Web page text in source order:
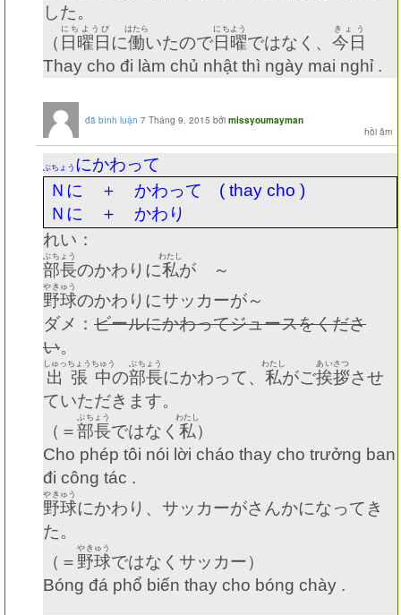
した。
（ 日曜日
にちようび
に働
はたら
いたので日曜
にちよう
ではなく、 今日
きょう
Thay cho đi làm chủ nhật thì ngày mai nghỉ .
đã bình luận 7 Tháng 9, 2015 bởi missyoumayman
ぶちょう にかわって
Ｎに ＋ かわって ( thay cho )
Ｎに ＋ かわり
れい：
部長
ぶちょう
のかわりに私
わたし
が ～
野球
やきゅう
のかわりにサッカーが～
ダメ： ビールにかわってジュースをくださ
い。
出張中
しゅっちょうちゅう
の部長
ぶちょう
にかわって、 私
わたし
がご挨拶
あいさつ
させ
ていただきます。
（＝部長
ぶちょう
ではなく 私
わたし
）
Cho phép tôi nói lời cháo thay cho trưởng ban
đi công tác .
野球
やきゅう
にかわり、サッカーがさんかになってき
た。
（＝ 野球
やきゅう
ではなくサッカー）
Bóng đá phổ biến thay cho bóng chày .